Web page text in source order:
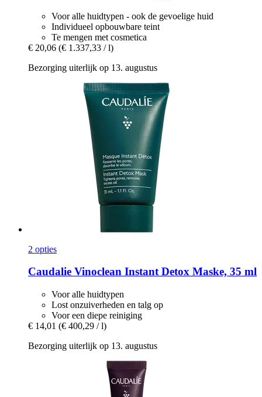
Voor alle huidtypen - ook de gevoelige huid
Individueel opbouwbare teint
Te mengen met cosmetica
€ 20,06 (€ 1.337,33 / l)
Bezorging uiterlijk op 13. augustus
2 opties
Caudalie Vinoclean Instant Detox Maske, 35 ml
Voor alle huidtypen
Lost onzuiverheden en talg op
Voor een diepe reiniging
€ 14,01 (€ 400,29 / l)
Bezorging uiterlijk op 13. augustus